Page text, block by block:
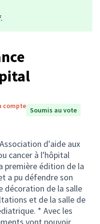
compte Soumis au vote
d'aide aux
cancer à l'hôpital
première édition de la
a pu défendre son
de la salle
et de la salle de
* Avec les